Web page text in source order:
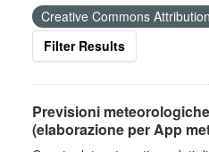
Creative Commons Attribution
Filter Results
Previsioni
(elaborazione per App